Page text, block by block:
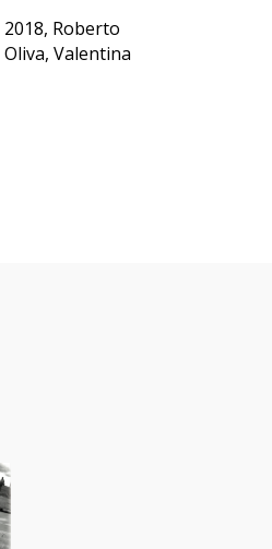
Roberto
Valentina